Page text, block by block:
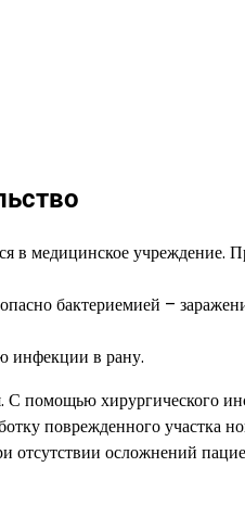
в медицинское учреждение.
бактериемией –
инфекции в рану.
С помощью хирургического
поврежденного участка
отсутствии осложнений